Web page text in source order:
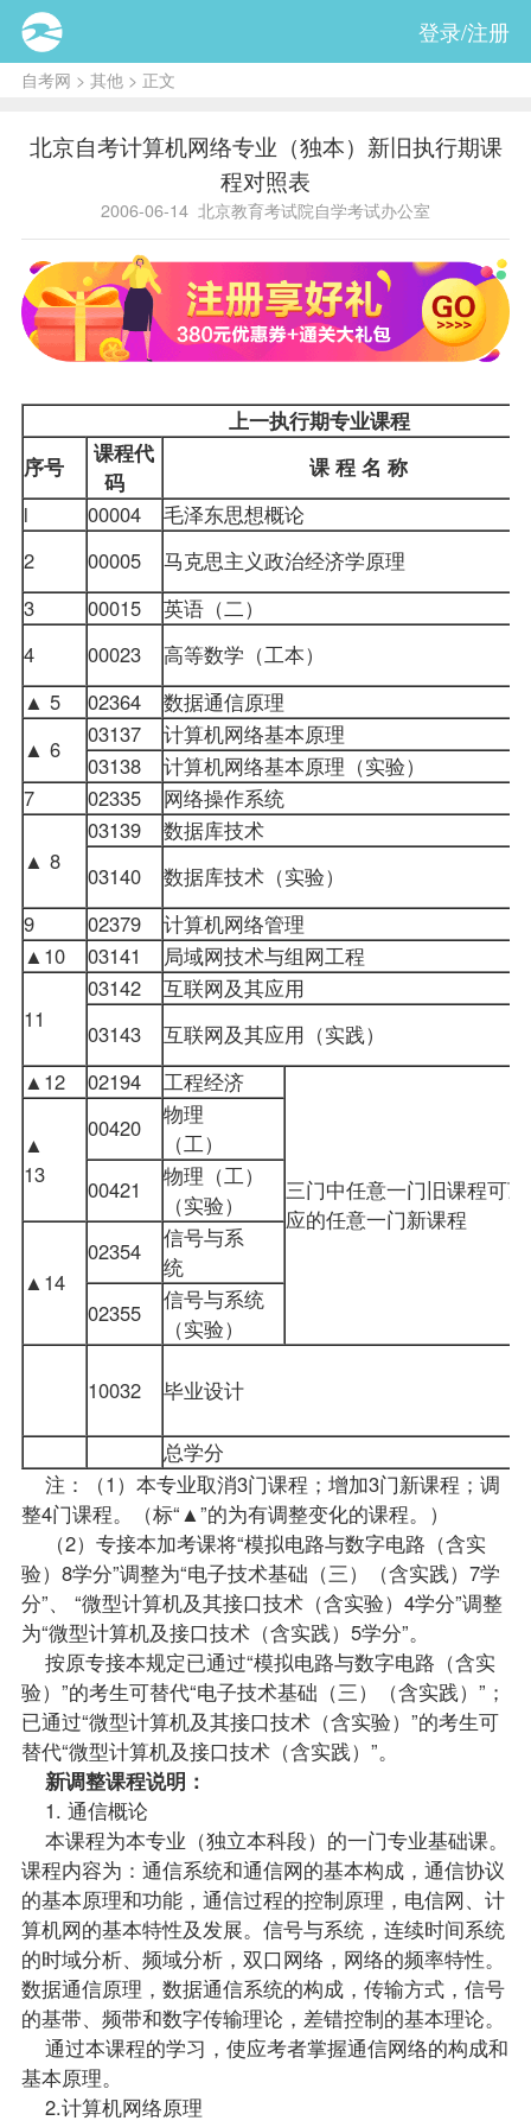
登录/注册
自考网 > 其他 > 正文
北京自考计算机网络专业（独本）新旧执行期课
程对照表
2006-06-14 北京教育考试院自学考试办公室
上一执行期专业课程
序号
课程代
码
课 程 名 称
l
00004 毛泽东思想概论
2
00005 马克思主义政治经济学原理
3
00015 英语（二）
4
00023 高等数学（工本）
▲ 5
02364 数据通信原理
▲ 6
03137 计算机网络基本原理
03138 计算机网络基本原理（实验）
7
02335 网络操作系统
▲ 8
03139 数据库技术
03140 数据库技术（实验）
9
02379 计算机网络管理
▲10 03141 局域网技术与组网工程
11
03142 互联网及其应用
03143 互联网及其应用（实践）
▲12 02194 工程经济
三门中任意一门旧课程可
应的任意一门新课程
▲
13
00420 物理
（工）
00421 物理（工）
（实验）
▲14
02354 信号与系
统
02355 信号与系统
（实验）
10032 毕业设计
总学分
注：（1）本专业取消3门课程；增加3门新课程；调
整4门课程。（标“▲”的为有调整变化的课程。）
（2）专接本加考课将“模拟电路与数字电路（含实
验）8学分”调整为“电子技术基础（三）（含实践）7学
分”、 “微型计算机及其接口技术（含实验）4学分”调整
为“微型计算机及接口技术（含实践）5学分”。
按原专接本规定已通过“模拟电路与数字电路（含实
验）”的考生可替代“电子技术基础（三）（含实践）”；
已通过“微型计算机及其接口技术（含实验）”的考生可
替代“微型计算机及接口技术（含实践）”。
新调整课程说明：
1. 通信概论
本课程为本专业（独立本科段）的一门专业基础课。
课程内容为：通信系统和通信网的基本构成，通信协议
的基本原理和功能，通信过程的控制原理，电信网、计
算机网的基本特性及发展。信号与系统，连续时间系统
的时域分析、频域分析，双口网络，网络的频率特性。
数据通信原理，数据通信系统的构成，传输方式，信号
的基带、频带和数字传输理论，差错控制的基本理论。
通过本课程的学习，使应考者掌握通信网络的构成和
基本原理。
2.计算机网络原理